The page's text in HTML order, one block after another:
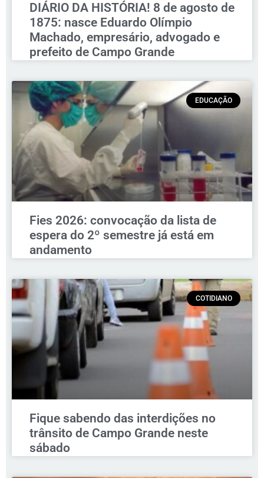
DIÁRIO DA HISTÓRIA! 8 de agosto de
1875: nasce Eduardo Olímpio
Machado, empresário, advogado e
prefeito de Campo Grande
EDUCAÇÃO
Fies 2026: convocação da lista de
espera do 2º semestre já está em
andamento
COTIDIANO
Fique sabendo das interdições no
trânsito de Campo Grande neste
sábado